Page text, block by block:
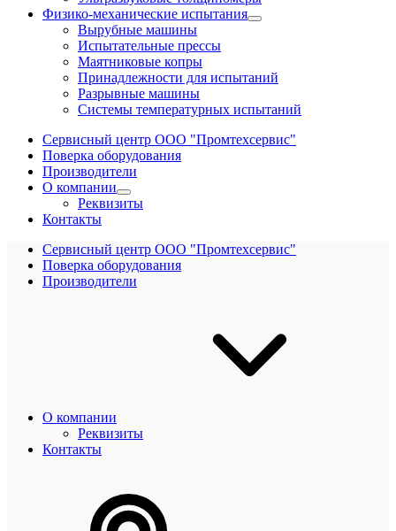
Физико-механические испытания
Вырубные машины
Испытательные прессы
Маятниковые копры
Принадлежности для испытаний
Разрывные машины
Системы температурных испытаний
Сервисный центр ООО "Промтехсервис"
Поверка оборудования
Производители
О компании
Реквизиты
Контакты
Сервисный центр ООО "Промтехсервис"
Поверка оборудования
Производители
О компании
Реквизиты
Контакты